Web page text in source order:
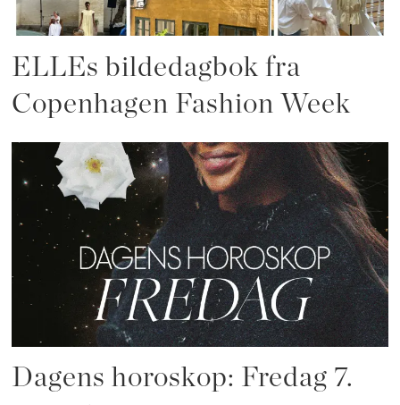
ELLEs bildedagbok fra
Copenhagen Fashion Week
Dagens horoskop: Fredag 7.